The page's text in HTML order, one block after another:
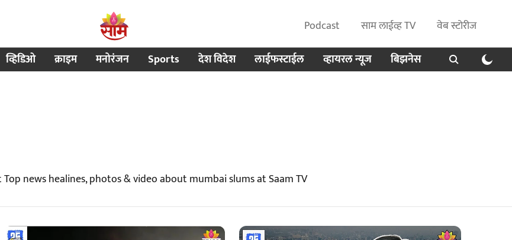
Podcast साम लाईव्ह TV
वेब स्टोरीज
व्हिडिओ क्राइम मनोरंजन Sports देश विदेश लाईफस्टाईल व्हायरल न्यूज बिझनेस
news healines, photos & video about mumbai slums at Saam TV